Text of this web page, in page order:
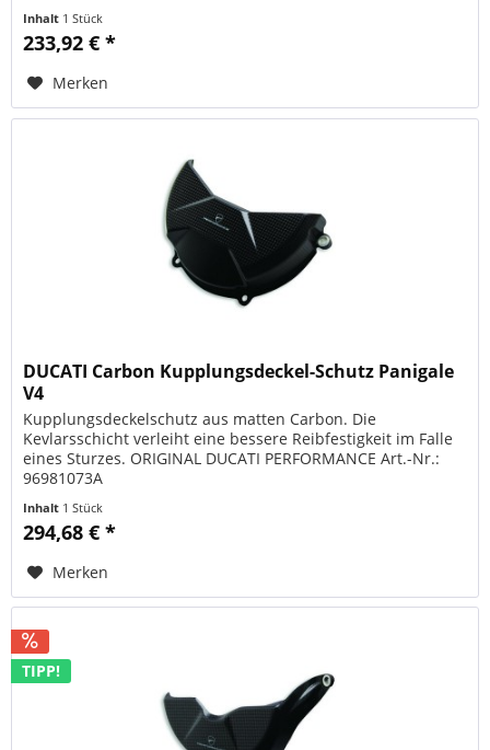
Inhalt 1 Stück
233,92 € *
Merken
DUCATI Carbon Kupplungsdeckel-Schutz Panigale
V4
Kupplungsdeckelschutz aus matten Carbon. Die
Kevlarsschicht verleiht eine bessere Reibfestigkeit im Falle
eines Sturzes. ORIGINAL DUCATI PERFORMANCE Art.-Nr.:
96981073A
Inhalt 1 Stück
294,68 € *
Merken
TIPP!